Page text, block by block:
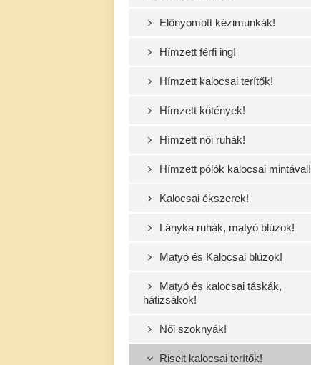
Előnyomott kézimunkák!
Hímzett férfi ing!
Hímzett kalocsai terítők!
Hímzett kötények!
Hímzett női ruhák!
Hímzett pólók kalocsai mintával!
Kalocsai ékszerek!
Lányka ruhák, matyó blúzok!
Matyó és Kalocsai blúzok!
Matyó és kalocsai táskák,
hátizsákok!
Női szoknyák!
Riselt kalocsai terítők!